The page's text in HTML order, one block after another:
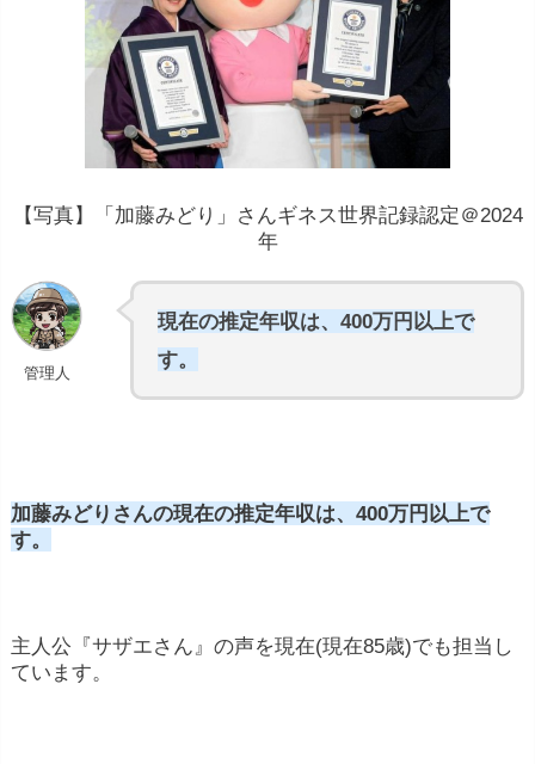
【写真】「加藤みどり」さんギネス世界記録認定＠2024
年
管理人
現在の推定年収は、400万円以上で
す。
加藤みどりさんの現在の推定年収は、400万円以上で
す。
主人公『サザエさん』の声を現在(現在85歳)でも担当し
ています。